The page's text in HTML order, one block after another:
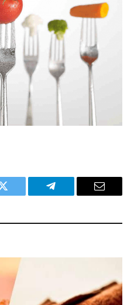
Twitter Telegram Email